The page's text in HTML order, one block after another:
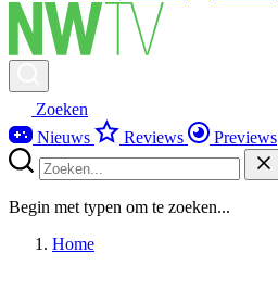
Zoeken
Nieuws
Reviews Previews
Begin met typen om te zoeken...
Home